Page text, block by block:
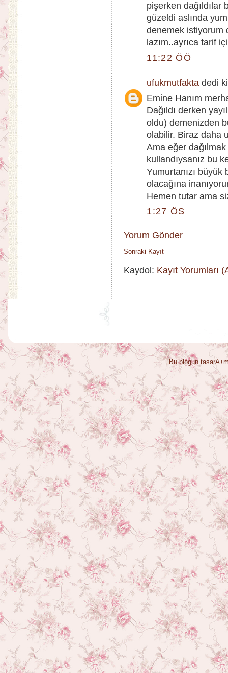
pişerken dağıldılar
güzeldi aslında
denemek istiyorum
lazım..ayrıca tarif
11:22 ÖÖ
ufukmutfakta dedi
Emine Hanım
Dağıldı derken
oldu) demenizden
olabilir. Biraz daha
Ama eğer
kullandıysanız bu
Yumurtanızı büyük
olacağına
Hemen tutar ama
1:27 ÖS
Yorum Gönder
Sonraki Kayıt
Kaydol: Kayıt Yorumları
Bu blogun